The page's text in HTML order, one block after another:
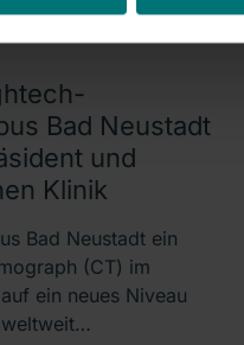
Bad Neustadt
und
Klinik
Bad Neustadt ein
(CT) im
ein neues Niveau
weltweit…